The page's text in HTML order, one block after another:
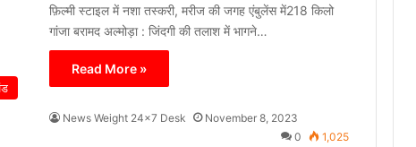
फ़िल्मी स्टाइल में नशा तस्करी, मरीज की जगह एंबुलेंस में218 किलो
गांजा बरामद अल्मोड़ा : जिंदगी की तलाश में भागने…
Read More »
News Weight 24x7 Desk
November 8, 2023
0
1,025